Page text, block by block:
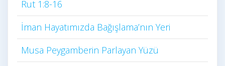
Rut 1:8-16
İman Hayatımızda Bağışlama’nın Yeri
Musa Peygamberin Parlayan Yüzü